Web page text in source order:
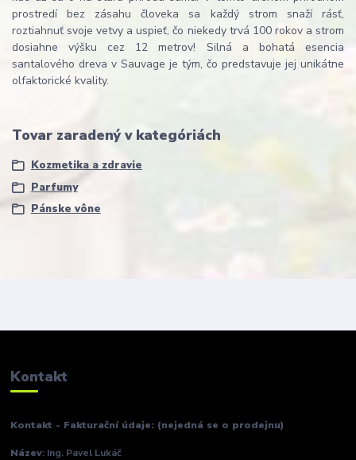
prostredí bez zásahu človeka sa každý strom snaží rásť,
roztiahnuť svoje vetvy a uspieť, čo niekedy trvá 100 rokov a strom
dosiahne výšku cez 12 metrov! Silná a bohatá esencia
santalového dreva v Sauvage je tým, čo predstavuje jej unikátne
olfaktorické kvality.
Tovar zaradený v kategóriách
Kozmetika a zdravie
Parfumy
Pánske vône
Kontakt
Kontakt - Fakturační údaje: (nejedná se o prodejnu)
Název: Ing. Pavel Lukáč